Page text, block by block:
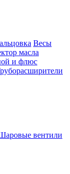
Весы
масла
и флюс
вентили